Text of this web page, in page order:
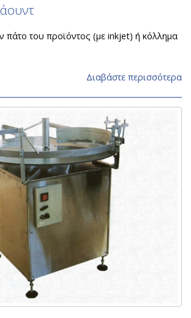
πάτο του προϊόντος (με inkjet) ή κόλλημα
Διαβάστε περισσότερα